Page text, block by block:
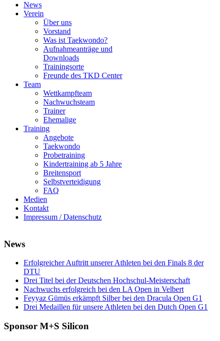
News
Verein
Über uns
Vorstand
Was ist Taekwondo?
Aufnahmeanträge und
Downloads
Trainingsorte
Freunde des TKD Center
Team
Wettkampfteam
Nachwuchsteam
Trainer
Ehemalige
Training
Angebote
Taekwondo
Probetraining
Kindertraining ab 5 Jahre
Breitensport
Selbstverteidigung
FAQ
Medien
Kontakt
Impressum / Datenschutz
News
Erfolgreicher Auftritt unserer Athleten bei den Finals 8 der
DTU
Drei Titel bei der Deutschen Hochschul-Meisterschaft
Nachwuchs erfolgreich bei den LA Open in Velbert
Feyyaz Gümüs erkämpft Silber bei den Dracula Open G1
Drei Medaillen für unsere Athleten bei den Dutch Open G1
Sponsor M+S Silicon